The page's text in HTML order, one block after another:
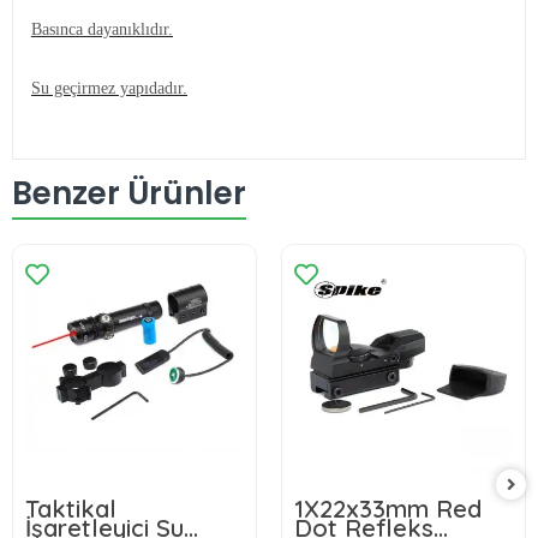
Basınca dayanıklıdır.
Su geçirmez yapıdadır.
Benzer Ürünler
Taktikal
İşaretleyici Su
1X22x33mm Red
Dot Refleks